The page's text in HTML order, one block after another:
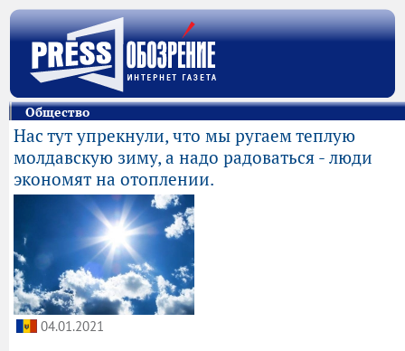
Общество
Нас тут упрекнули, что мы ругаем теплую
молдавскую зиму, а надо радоваться - люди
экономят на отоплении.
04.01.2021